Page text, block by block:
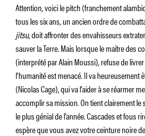
Attention, voici le pitch (franchement
tous les six ans, un ancien ordre de
jitsu, doit affronter des envahisseurs
sauver la Terre. Mais lorsque le maître des
(interprété par Alain Moussi), refuse de livrer
l’humanité est menacé. Il va heureusement
(Nicolas Cage), qui va l’aider à se réarmer
accomplir sa mission. On tient clairement le
le plus génial de l’année. Cascades et fous
espère que vous avez votre ceinture noire